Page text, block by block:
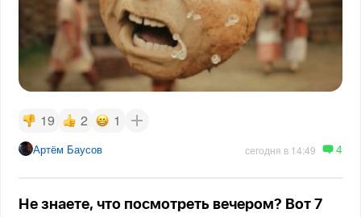
19 2 1
Артём Баусов сегодня в 14:49 4
Не знаете, что посмотреть вечером? Вот 7